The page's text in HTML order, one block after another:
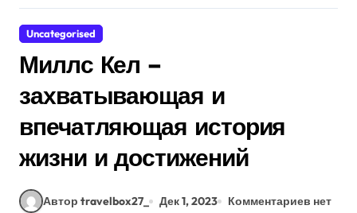
Uncategorised
Миллс Кел –
захватывающая и
впечатляющая история
жизни и достижений
Автор travelbox27_ Дек 1, 2023 Комментариев нет